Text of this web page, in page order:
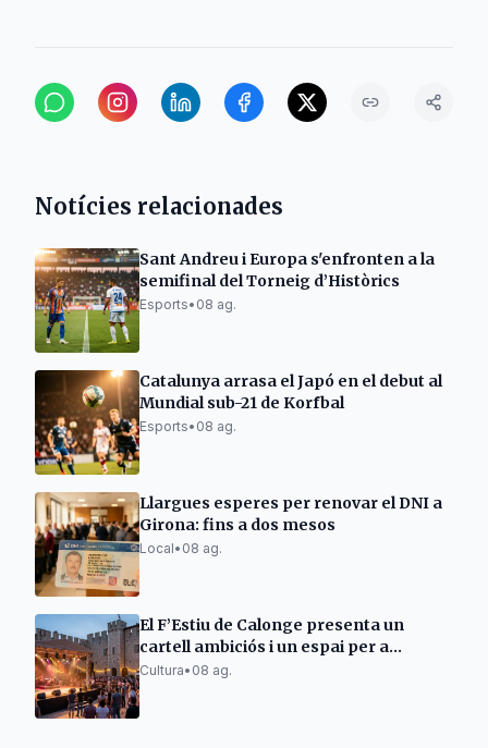
Notícies relacionades
Sant Andreu i Europa s'enfronten a la
semifinal del Torneig d’Històrics
Esports• 08 ag.
Catalunya arrasa el Japó en el debut al
Mundial sub-21 de Korfbal
Esports• 08 ag.
Llargues esperes per renovar el DNI a
Girona: fins a dos mesos
Local• 08 ag.
El F’Estiu de Calonge presenta un
cartell ambiciós i un espai per a
emergents
Cultura• 08 ag.